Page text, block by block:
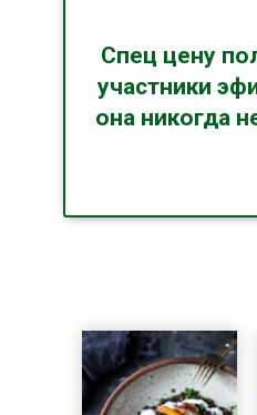
Спец цену
участники
она никогда